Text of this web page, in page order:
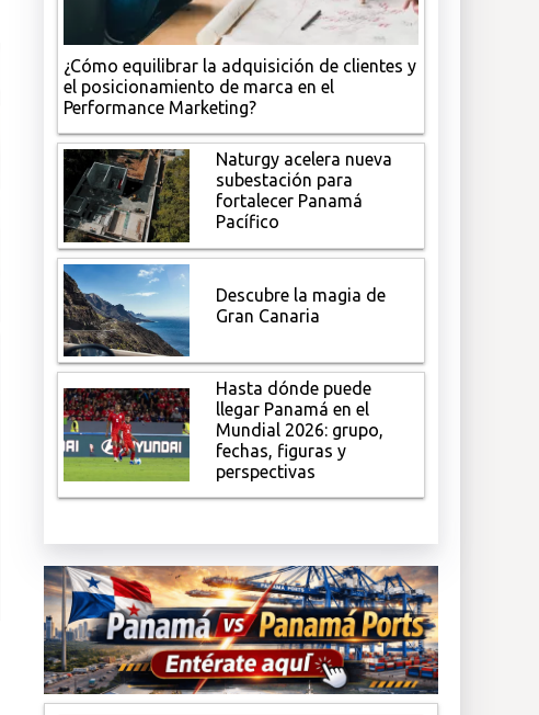
¿Cómo equilibrar la adquisición de clientes y
el posicionamiento de marca en el
Performance Marketing?
Naturgy acelera nueva
subestación para
fortalecer Panamá
Pacífico
Descubre la magia de
Gran Canaria
Hasta dónde puede
llegar Panamá en el
Mundial 2026: grupo,
fechas, figuras y
perspectivas